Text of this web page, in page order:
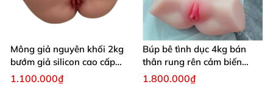
Mông giả nguyên khối 2kg
bướm giả silicon cao cấp
giá rẻ hotgirl Nhật Bản 18+
1.100.000₫
Búp bê tình dục 4kg bán
thân rung rên cảm biến
chân xoè hồng hào như
1.800.000₫